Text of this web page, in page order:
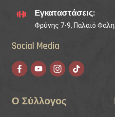
Εγκαταστάσεις:
Φρύνης 7-9, Παλαιό
Social Media
Ο Σύλλογος